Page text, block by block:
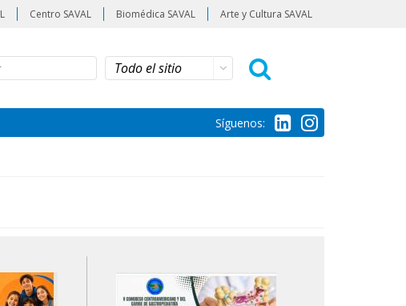
Centro SAVAL Biomédica SAVAL Arte y Cultura SAVAL
Síguenos: